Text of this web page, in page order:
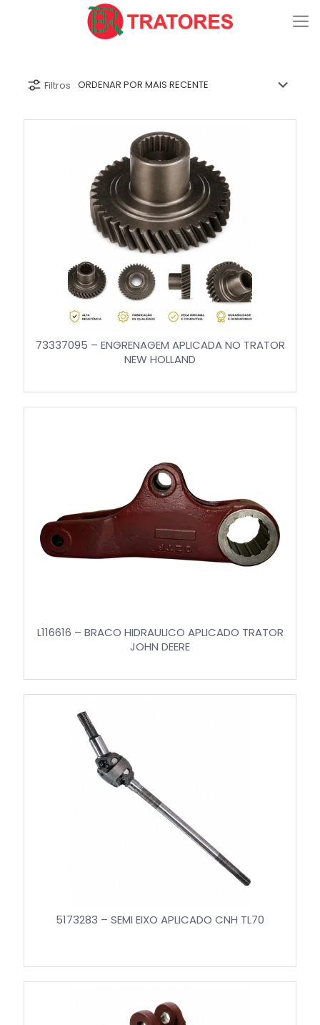
Filtros
73337095 – ENGRENAGEM APLICADA NO TRATOR
NEW HOLLAND
L116616 – BRACO HIDRAULICO APLICADO TRATOR
JOHN DEERE
5173283 – SEMI EIXO APLICADO CNH TL70